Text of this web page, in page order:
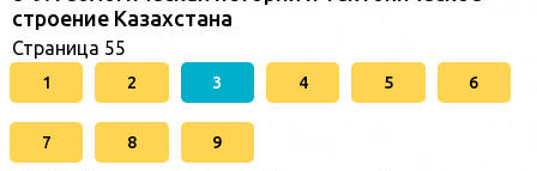
строение Казахстана
Страница 55
1 2 3 4 5 6
7 8 9